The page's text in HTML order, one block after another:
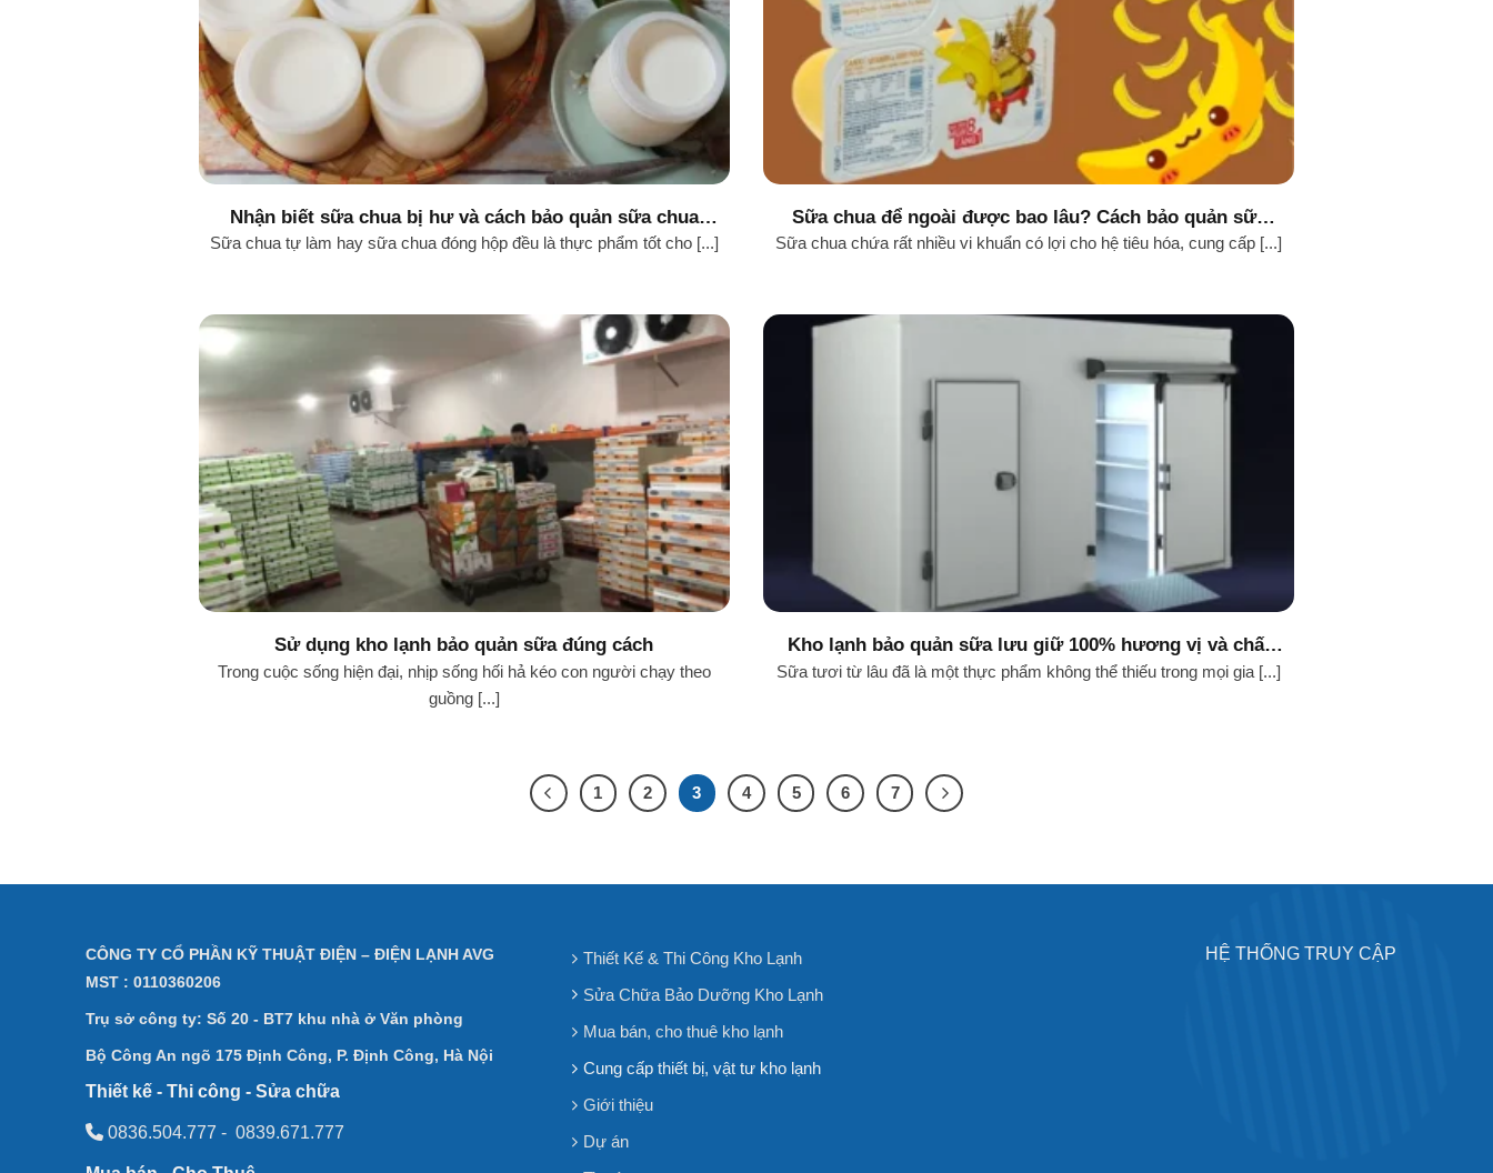
Nhận biết sữa chua bị hư và cách bảo quản sữa chua
đúng chuẩn
Sữa chua tự làm hay sữa chua đóng hộp đều là thực phẩm tốt cho [...]
Sữa chua để ngoài được bao lâu? Cách bảo quản sữa
chua đúng cách
Sữa chua chứa rất nhiều vi khuẩn có lợi cho hệ tiêu hóa, cung cấp [...]
Sử dụng kho lạnh bảo quản sữa đúng cách
Trong cuộc sống hiện đại, nhịp sống hối hả kéo con người chạy theo
guồng [...]
Kho lạnh bảo quản sữa lưu giữ 100% hương vị và chất
lượng ban đầu
Sữa tươi từ lâu đã là một thực phẩm không thể thiếu trong mọi gia [...]
1 2 3 4 5 6 7
CÔNG TY CỔ PHẦN KỸ THUẬT ĐIỆN – ĐIỆN LẠNH AVG
MST : 0110360206
Trụ sở công ty: Số 20 - BT7 khu nhà ở Văn phòng
Bộ Công An ngõ 175 Định Công, P. Định Công, Hà Nội
Thiết kế - Thi công - Sửa chữa
0836.504.777 - 0839.671.777
Thiết Kế & Thi Công Kho Lạnh
Sửa Chữa Bảo Dưỡng Kho Lạnh
Mua bán, cho thuê kho lạnh
Cung cấp thiết bị, vật tư kho lạnh
Giới thiệu
Dự án
HỆ THỐNG TRUY CẬP